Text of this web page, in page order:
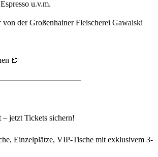
u.v.m.
von der Großenhainer Fleischerei Gawalski
🍺
– jetzt Tickets sichern!
Einzelplätze, VIP-Tische mit exklusivem 3-